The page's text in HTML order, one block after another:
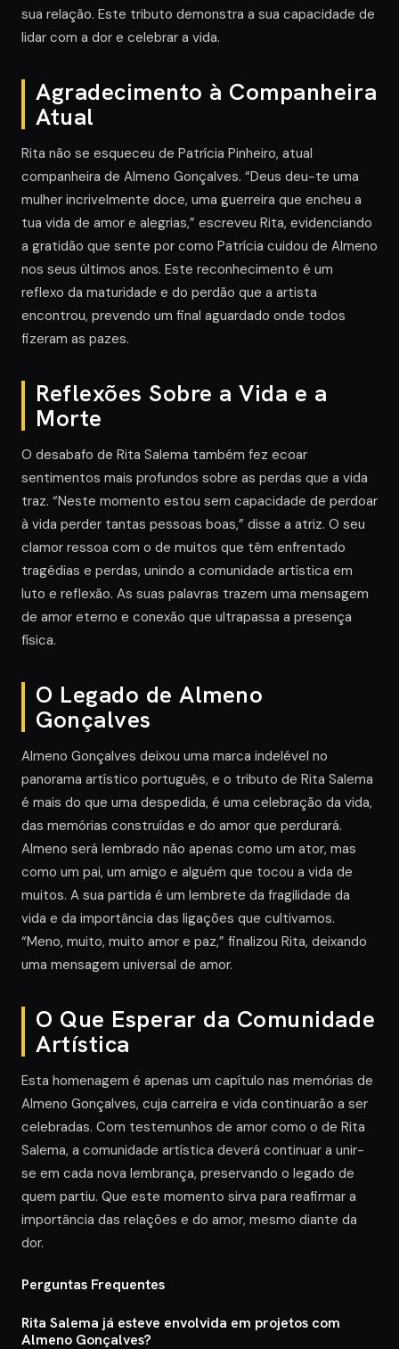
sua relação. Este tributo demonstra a sua capacidade de
lidar com a dor e celebrar a vida.
Agradecimento à Companheira
Atual
Rita não se esqueceu de Patrícia Pinheiro, atual
companheira de Almeno Gonçalves. “Deus deu-te uma
mulher incrivelmente doce, uma guerreira que encheu a
tua vida de amor e alegrias,” escreveu Rita, evidenciando
a gratidão que sente por como Patrícia cuidou de Almeno
nos seus últimos anos. Este reconhecimento é um
reflexo da maturidade e do perdão que a artista
encontrou, prevendo um final aguardado onde todos
fizeram as pazes.
Reflexões Sobre a Vida e a
Morte
O desabafo de Rita Salema também fez ecoar
sentimentos mais profundos sobre as perdas que a vida
traz. “Neste momento estou sem capacidade de perdoar
à vida perder tantas pessoas boas,” disse a atriz. O seu
clamor ressoa com o de muitos que têm enfrentado
tragédias e perdas, unindo a comunidade artística em
luto e reflexão. As suas palavras trazem uma mensagem
de amor eterno e conexão que ultrapassa a presença
física.
O Legado de Almeno
Gonçalves
Almeno Gonçalves deixou uma marca indelével no
panorama artístico português, e o tributo de Rita Salema
é mais do que uma despedida, é uma celebração da vida,
das memórias construídas e do amor que perdurará.
Almeno será lembrado não apenas como um ator, mas
como um pai, um amigo e alguém que tocou a vida de
muitos. A sua partida é um lembrete da fragilidade da
vida e da importância das ligações que cultivamos.
“Meno, muito, muito amor e paz,” finalizou Rita, deixando
uma mensagem universal de amor.
O Que Esperar da Comunidade
Artística
Esta homenagem é apenas um capítulo nas memórias de
Almeno Gonçalves, cuja carreira e vida continuarão a ser
celebradas. Com testemunhos de amor como o de Rita
Salema, a comunidade artística deverá continuar a unir-
se em cada nova lembrança, preservando o legado de
quem partiu. Que este momento sirva para reafirmar a
importância das relações e do amor, mesmo diante da
dor.
Perguntas Frequentes
Rita Salema já esteve envolvida em projetos com
Almeno Gonçalves?